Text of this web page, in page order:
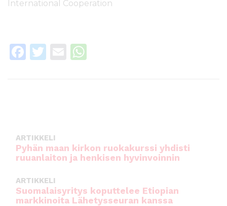
International Cooperation
F
o
o
k
T
E
p
ARTIKKELI
Pyhän maan kirkon ruokakurssi yhdisti
ruuanlaiton ja henkisen hyvinvoinnin
ARTIKKELI
Suomalaisyritys koputtelee Etiopian
markkinoita Lähetysseuran kanssa